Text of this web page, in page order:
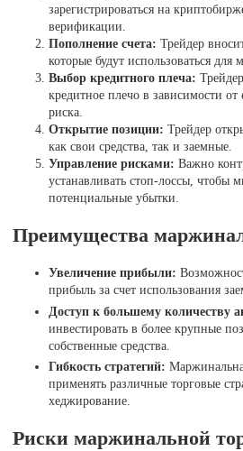
зарегистрироваться на
верификации.
Пополнение счета: Трейдер
которые будут использоваться для
Выбор кредитного плеча:
кредитное плечо в зависимости от
риска.
Открытие позиции: Трейдер
как свои средства, так и заемные.
Управление рисками: Важно
устанавливать стоп-лоссы, чтобы
потенциальные убытки.
Преимущества
Увеличение прибыли:
прибыль за счет использования
Доступ к большему количеству
инвестировать в более крупные
собственные средства.
Гибкость стратегий:
применять различные торговые
хеджирование.
Риски маржинальной